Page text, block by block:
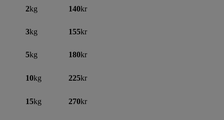
2kg 140kr
3kg 155kr
5kg 180kr
10kg 225kr
15kg 270kr